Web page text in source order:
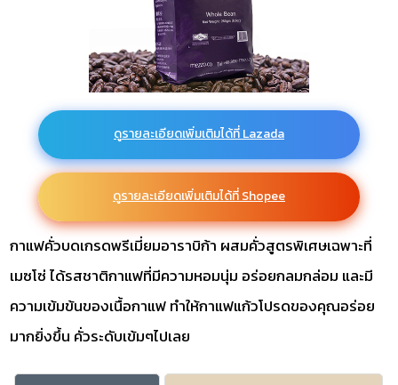
ดูรายละเอียดเพิ่มเติมได้ที่ Lazada
ดูรายละเอียดเพิ่มเติมได้ที่ Shopee
กาแฟคั่วบดเกรดพรีเมี่ยมอาราบิก้า ผสมคั่วสูตรพิเศษเฉพาะที่
เมซโซ่ ได้รสชาติกาแฟที่มีความหอมนุ่ม อร่อยกลมกล่อม และมี
ความเข้มข้นของเนื้อกาแฟ ทำให้กาแฟแก้วโปรดของคุณอร่อย
มากยิ่งขึ้น คั่วระดับเข้มๆไปเลย